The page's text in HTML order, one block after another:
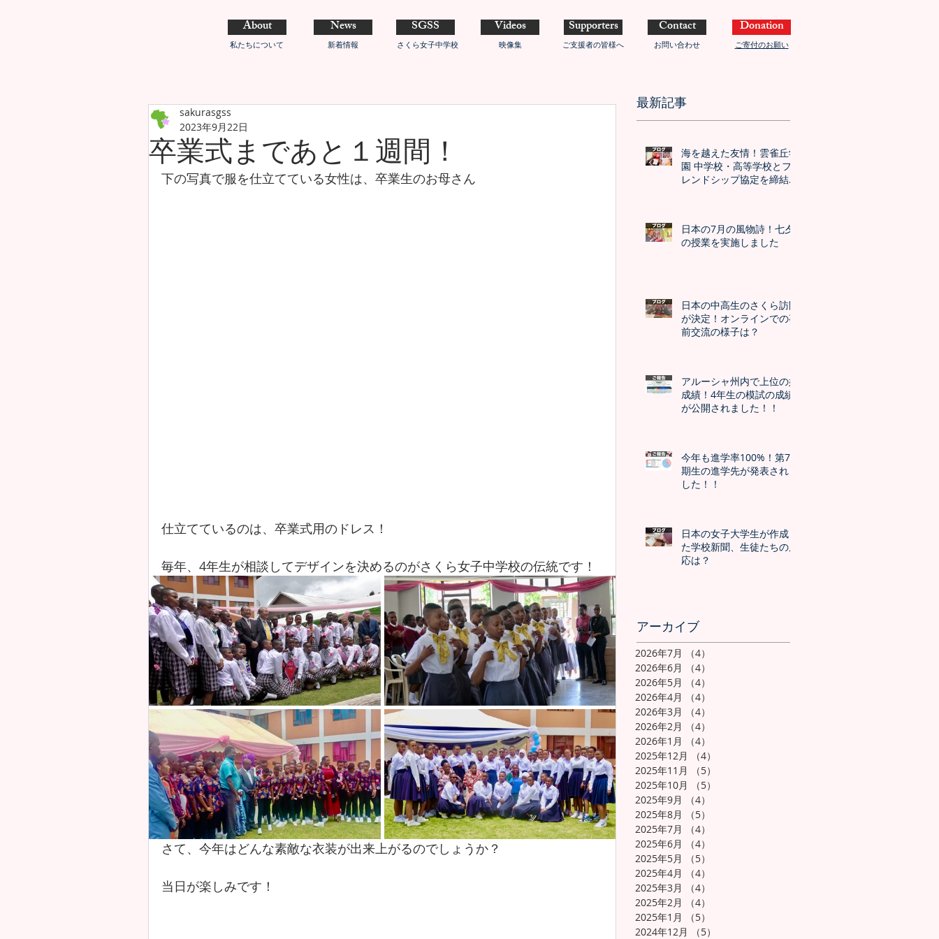
About
私たちについて
News
新着情報
SGSS
さくら女子中学校
Videos
映像集
Supporters
ご支援者の皆様へ
Contact
お問い合わせ
Donation
ご寄付のお願い
卒業式まであと１週間！
sakurasgss
2023年9月22日
下の写真で服を仕立てている女性は、卒業生のお母さん
仕立てているのは、卒業式用のドレス！
毎年、4年生が相談してデザインを決めるのがさくら女子中学校の伝統です！
さて、今年はどんな素敵な衣装が出来上がるのでしょうか？
当日が楽しみです！
最新記事
海を越えた友情！雲雀丘学
園 中学校・高等学校とフ
レンドシップ協定を締結し
日本の7月の風物詩！七夕
の授業を実施しました
日本の中高生のさくら訪問
が決定！オンラインでの事
前交流の様子は？
アルーシャ州内で上位の好
成績！4年生の模試の成績
が公開されました！！
今年も進学率100%！第7
期生の進学先が発表されま
した！！
日本の女子大学生が作成し
た学校新聞、生徒たちの反
応は？
アーカイブ
2026年7月 （4）
2026年6月
（4）
2026年5月
（4）
2026年4月
（4）
2026年3月
（4）
2026年2月
（4）
2026年1月
（4）
2025年12月
（4）
2025年11月
（5）
2025年10月
（5）
2025年9月
（4）
2025年8月
（5）
2025年7月
（4）
2025年6月
（4）
2025年5月
（5）
2025年4月
（4）
2025年3月
（4）
2025年2月
（4）
2025年1月
（5）
2024年12月
（5）